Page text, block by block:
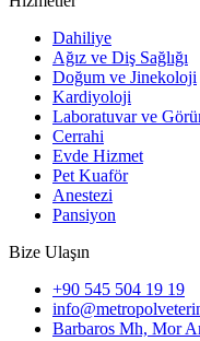
Dahiliye
Ağız ve Diş Sağlığı
Doğum ve Jinekoloji
Kardiyoloji
Laboratuvar ve
Cerrahi
Evde Hizmet
Pet Kuaför
Anestezi
Pansiyon
Bize Ulaşın
+90 545 504 19 19
Barbaros Mh, Mor